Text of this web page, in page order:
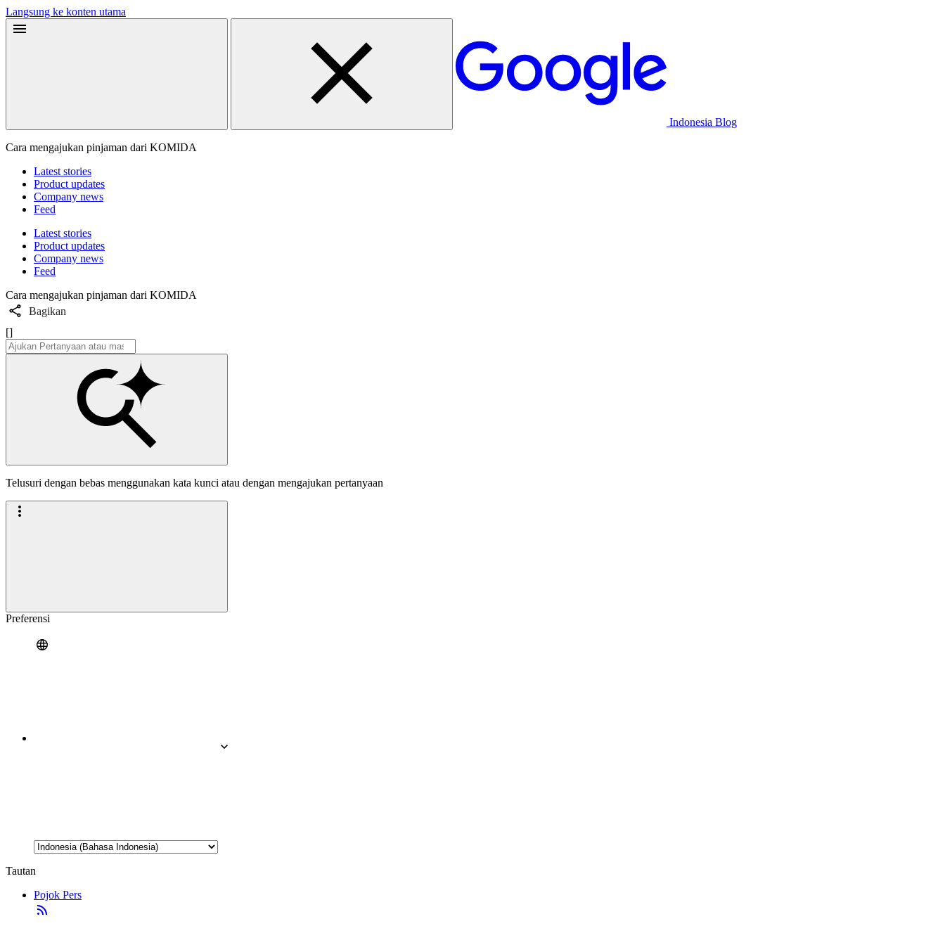
Langsung ke konten utama
Indonesia Blog
Cara mengajukan pinjaman dari KOMIDA
Latest stories
Product updates
Company news
Feed
Latest stories
Product updates
Company news
Feed
Cara mengajukan pinjaman dari KOMIDA
Bagikan
[]
Telusuri dengan bebas menggunakan kata kunci atau dengan mengajukan pertanyaan
Preferensi
Tautan
Pojok Pers